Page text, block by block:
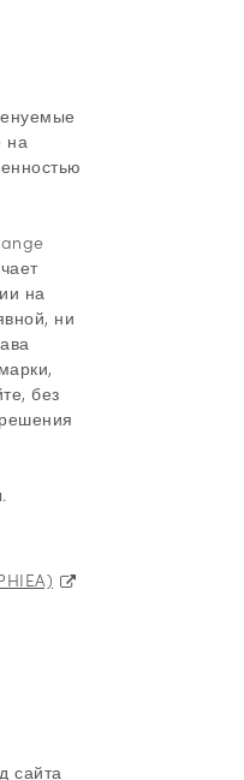
на
на
ни
без
сайта